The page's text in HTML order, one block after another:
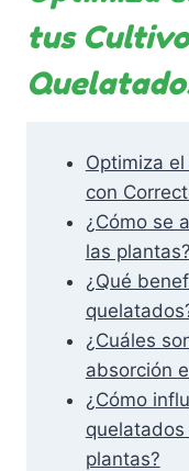
tus
Optimiza
con
¿Cómo se
las plantas?
¿Qué
¿Cuáles
absorción
¿Cómo
plantas?